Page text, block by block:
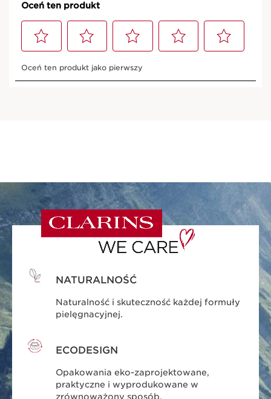
NATURALNOŚĆ
Naturalność i skuteczność każdej formuły
pielęgnacyjnej.
ECODESIGN
Opakowania eko-zaprojektowane,
praktyczne i wyprodukowane w
zrównoważony sposób.